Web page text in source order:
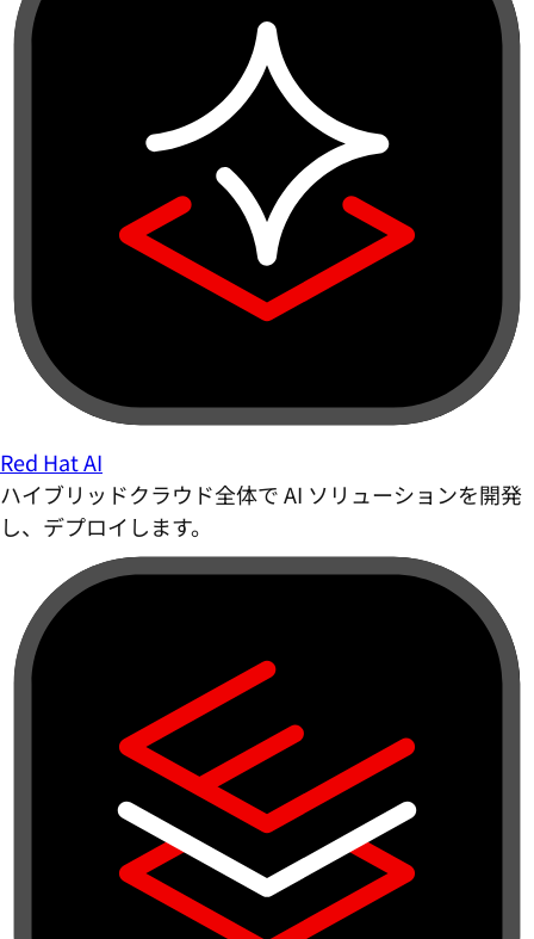
Red Hat AI
ハイブリッドクラウド全体で AI ソリューションを開発
し、デプロイします。